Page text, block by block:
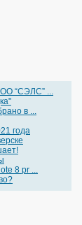
“СЭЛС” ...
в ...
года
8 pr ...